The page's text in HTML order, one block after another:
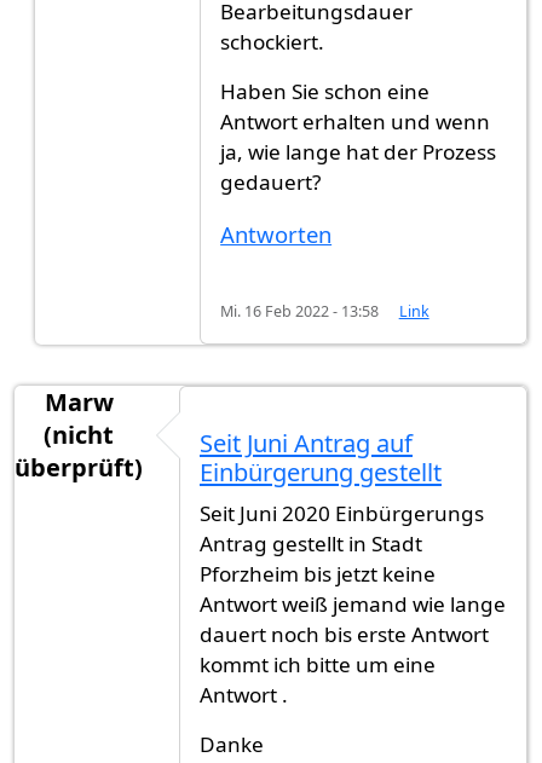
Bearbeitungsdauer
schockiert.
Haben Sie schon eine
Antwort erhalten und wenn
ja, wie lange hat der Prozess
gedauert?
Antworten
Mi. 16 Feb 2022 - 13:58 Link
Marw
(nicht
überprüft)
Seit Juni Antrag auf
Einbürgerung gestellt
Seit Juni 2020 Einbürgerungs
Antrag gestellt in Stadt
Pforzheim bis jetzt keine
Antwort weiß jemand wie lange
dauert noch bis erste Antwort
kommt ich bitte um eine
Antwort .
Danke